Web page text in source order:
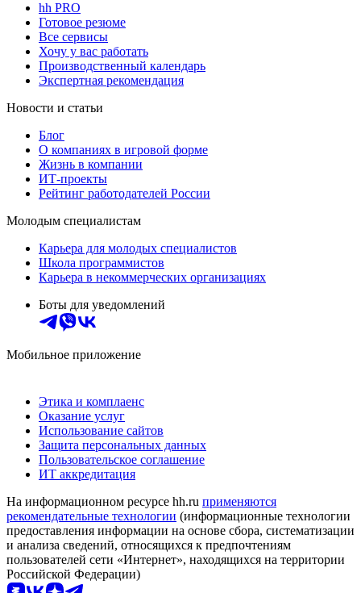
hh PRO
Готовое резюме
Все сервисы
Хочу у вас работать
Производственный календарь
Экспертная рекомендация
Новости и статьи
Блог
О компаниях в игровой форме
Жизнь в компании
ИТ-проекты
Рейтинг работодателей России
Молодым специалистам
Карьера для молодых специалистов
Школа программистов
Карьера в некоммерческих организациях
Боты для уведомлений
Мобильное приложение
Этика и комплаенс
Оказание услуг
Использование сайтов
Защита персональных данных
Пользовательское соглашение
ИТ аккредитация
На информационном ресурсе hh.ru применяются
рекомендательные технологии (информационные технологии
предоставления информации на основе сбора, систематизации
и анализа сведений, относящихся к предпочтениям
пользователей сети «Интернет», находящихся на территории
Российской Федерации)